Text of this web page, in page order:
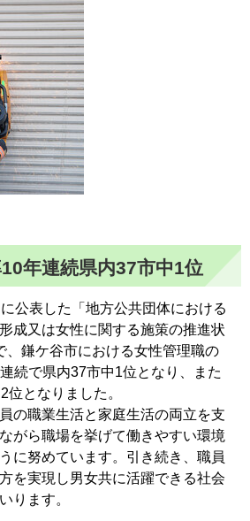
年連続県内37市中1位
公表した「地方公共団体における
成又は女性に関する施策の推進状
、鎌ケ谷市における女性管理職の
続で県内37市中1位となり、また
位となりました。
の職業生活と家庭生活の両立を支
がら職場を挙げて働きやすい環境
に努めています。引き続き、職員
を実現し男女共に活躍できる社会
ります。